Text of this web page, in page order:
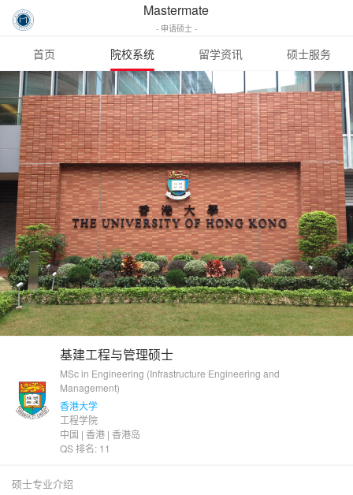
Mastermate
- 申请硕士 -
首页 院校系统 留学资讯 硕士服务
基建工程与管理硕士
MSc in Engineering (Infrastructure Engineering and
Management)
香港大学
工程学院
中国 | 香港 | 香港岛
QS 排名: 11
硕士专业介绍